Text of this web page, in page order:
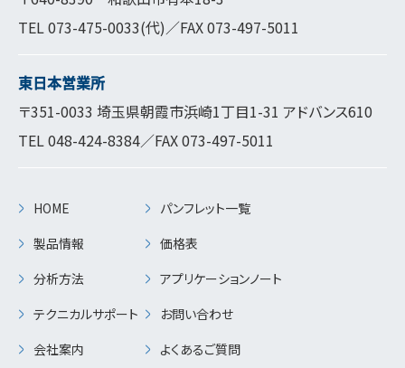
TEL 073-475-0033(代)／FAX 073-497-5011
東日本営業所
〒351-0033 埼玉県朝霞市浜崎1丁目1-31 アドバンス610
TEL 048-424-8384／FAX 073-497-5011
HOME
製品情報
分析方法
テクニカルサポート
会社案内
パンフレット一覧
価格表
アプリケーションノート
お問い合わせ
よくあるご質問